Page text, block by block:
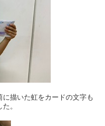
描いた虹をカードの文字も
。